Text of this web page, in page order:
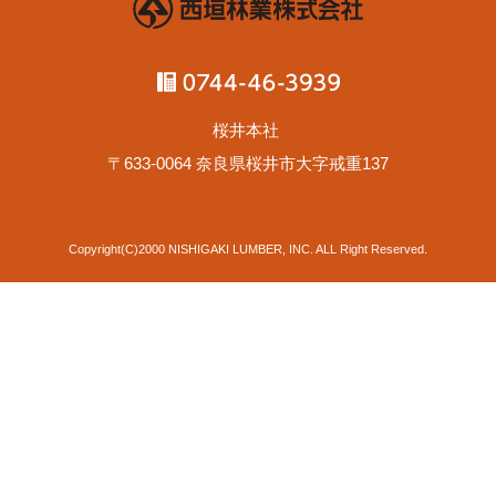
桜井本社
〒633-0064 奈良県桜井市大字戒重137
Copyright(C)2000 NISHIGAKI LUMBER, INC. ALL Right Reserved.